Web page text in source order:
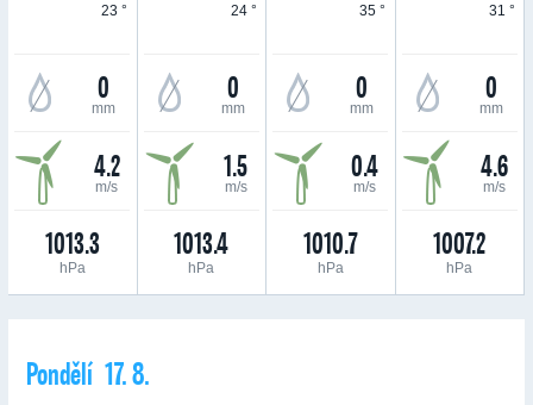
23 °
0
mm
4.2
m/s
1013.3
hPa
24 °
0
mm
1.5
m/s
1013.4
hPa
35 °
0
mm
0.4
m/s
1010.7
hPa
31 °
0
mm
4.6
m/s
1007.2
hPa
Pondělí 17. 8.